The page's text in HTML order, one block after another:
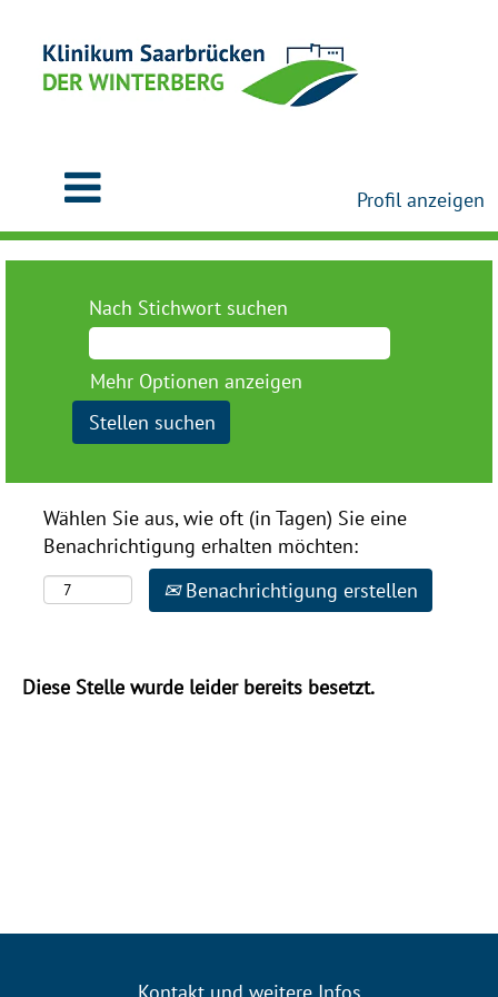
Profil anzeigen
Nach Stichwort suchen
Mehr Optionen anzeigen
Wählen Sie aus, wie oft (in Tagen) Sie eine
Benachrichtigung erhalten möchten:
Benachrichtigung erstellen
Diese Stelle wurde leider bereits besetzt.